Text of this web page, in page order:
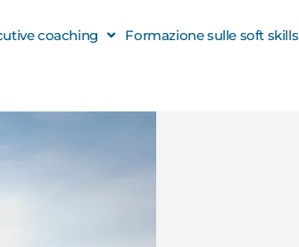
coaching Formazione sulle soft skills